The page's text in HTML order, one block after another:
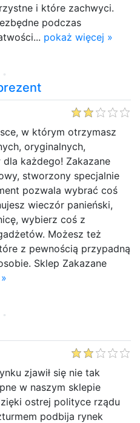
i które zachwyci.
podczas
pokaż więcej »
w którym otrzymasz
oryginalnych,
każdego! Zakazane
stworzony specjalnie
pozwala wybrać coś
wieczór panieński,
wybierz coś z
Możesz też
z pewnością przypadną
Sklep Zakazane
zjawił się nie tak
w naszym sklepie
ostrej polityce rządu
podbija rynek